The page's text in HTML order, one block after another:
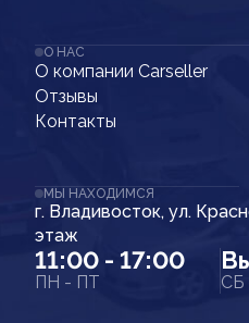
О НАС
О компании Carseller
Отзывы
Контакты
МЫ НАХОДИМСЯ
г. Владивосток, ул.
этаж
11:00 - 17:00
ПН - ПТ СБ